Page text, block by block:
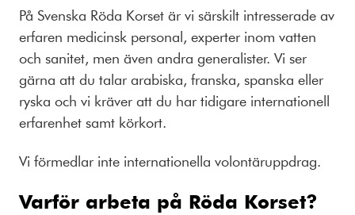
På Svenska Röda Korset är vi särskilt intresserade av
erfaren medicinsk personal, experter inom vatten
och sanitet, men även andra generalister. Vi ser
gärna att du talar arabiska, franska, spanska eller
ryska och vi kräver att du har tidigare internationell
erfarenhet samt körkort.
Vi förmedlar inte internationella volontäruppdrag.
Varför arbeta på Röda Korset?